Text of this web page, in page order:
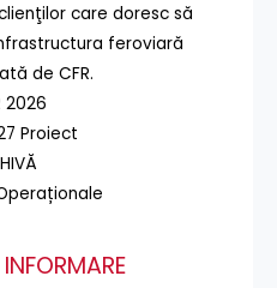
care doresc să
feroviară
de CFR.
2026
Proiect